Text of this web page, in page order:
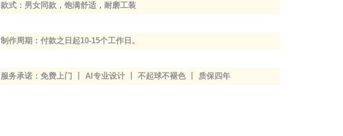
款式：男女同款，饱满舒适，耐磨工装
制作周期：付款之日起10-15个工作日。
服务承诺：免费上门 丨 AI专业设计 丨 不起球不褪色 丨 质保四年